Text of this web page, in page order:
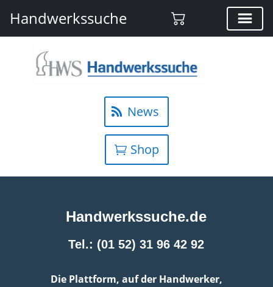
Handwerkssuche
News
Shop
Handwerkssuche.de
Tel.: (01 52) 31 96 42 92
Die Plattform, auf der Handwerker,